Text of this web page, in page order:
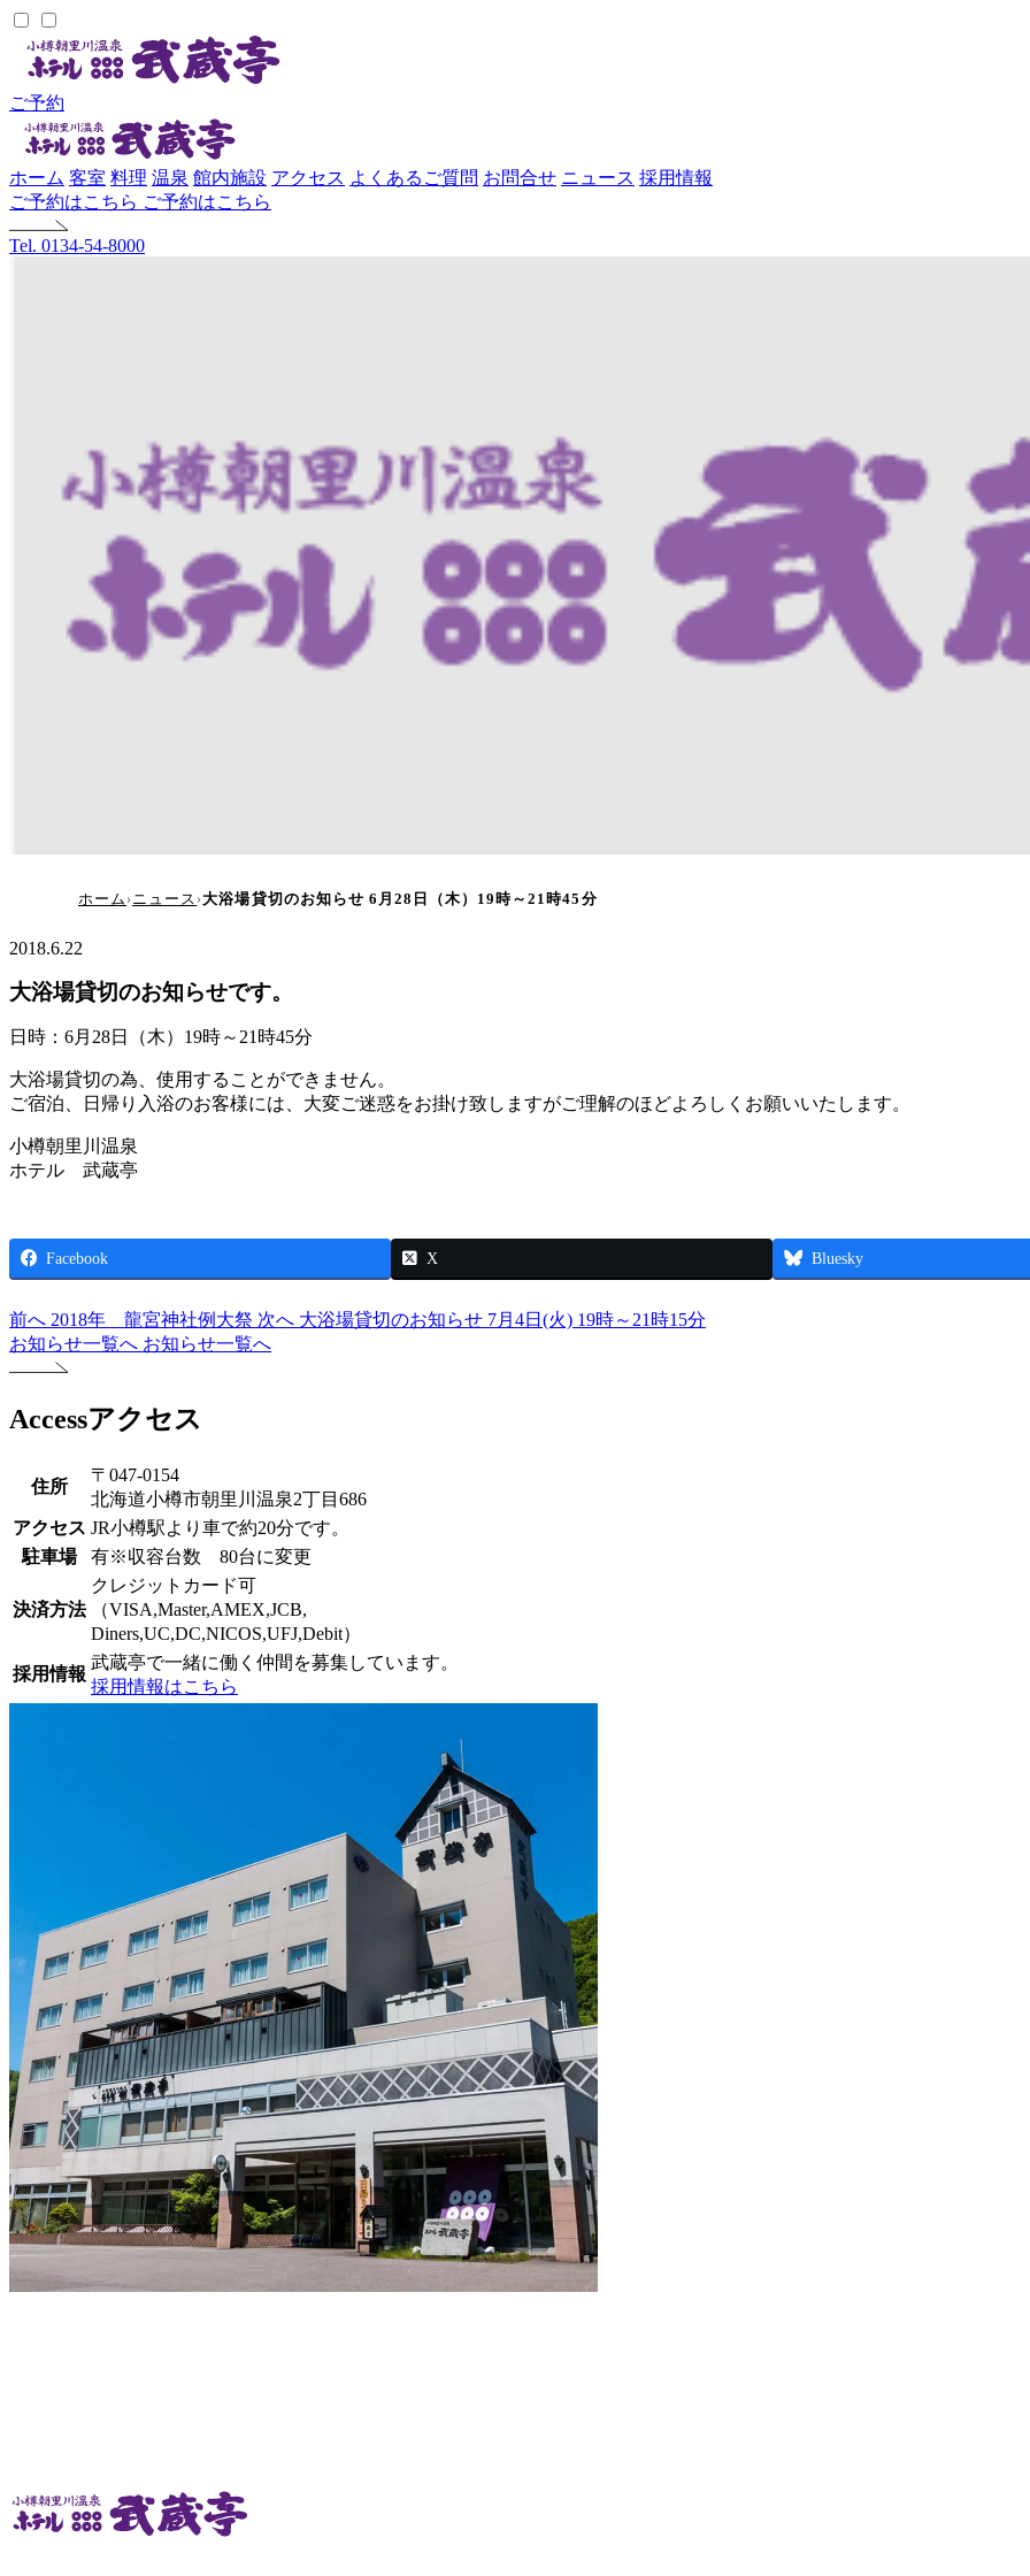
ご予約
ホーム 客室 料理 温泉 館内施設 アクセス よくあるご質問 お問合せ ニュース 採用情報
ご予約はこちら ご予約はこちら
Tel. 0134-54-8000
大浴場貸切のお知らせ 6月28日（木）19時～21時45分
ホーム ニュース 大浴場貸切のお知らせ 6月28日（木）19時～21時45分
2018.6.22
大浴場貸切のお知らせです。
日時：6月28日（木）19時～21時45分
大浴場貸切の為、使用することができません。
ご宿泊、日帰り入浴のお客様には、大変ご迷惑をお掛け致しますがご理解のほどよろしくお願いいたします。
小樽朝里川温泉
ホテル 武蔵亭
Facebook X Bluesky
前へ 2018年 龍宮神社例大祭 次へ 大浴場貸切のお知らせ 7月4日(火) 19時～21時15分
お知らせ一覧へ お知らせ一覧へ
Accessアクセス
住所
〒047-0154
北海道小樽市朝里川温泉2丁目686
アクセス JR小樽駅より車で約20分です。
駐車場
有※収容台数 80台に変更
決済方法
クレジットカード可
（VISA,Master,AMEX,JCB,
Diners,UC,DC,NICOS,UFJ,Debit）
採用情報
武蔵亭で一緒に働く仲間を募集しています。
採用情報はこちら